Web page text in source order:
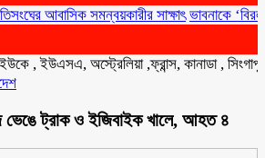
আবাসিক সমন্বয়কারীর সাক্ষাৎ ভাবনাকে ‘বিরল
অস্ট্রেলিয়া ,ফ্রান্স, কানাডা , সিংগাপুর ,
ভেঙে ট্রাক ও ইজিবাইক খালে, আহত ৪